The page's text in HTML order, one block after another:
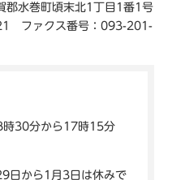
水巻町頃末北1丁目1番1号
ファクス番号：093-201-
時30分から17時15分
日から1月3日は休みで